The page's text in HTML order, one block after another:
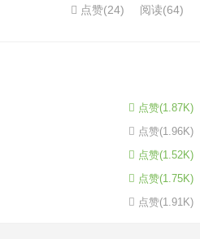
点赞(24) 阅读(64)
点赞(1.87K)
点赞(1.96K)
点赞(1.52K)
点赞(1.75K)
点赞(1.91K)